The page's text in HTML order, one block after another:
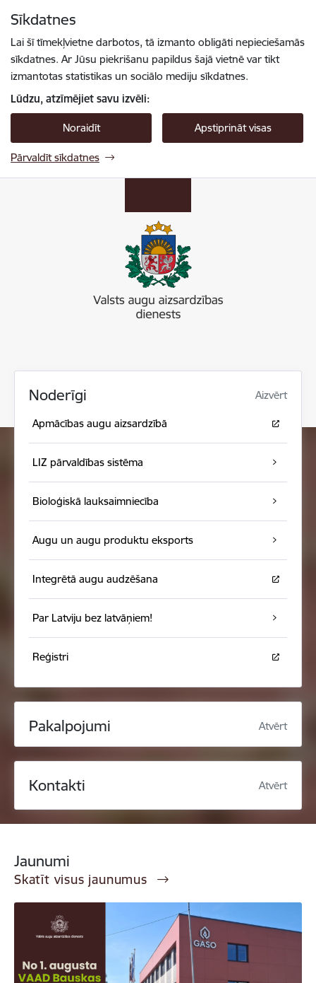
Sīkdatnes
Lai šī tīmekļvietne darbotos, tā izmanto obligāti nepieciešamās
sīkdatnes. Ar Jūsu piekrišanu papildus šajā vietnē var tikt
izmantotas statistikas un sociālo mediju sīkdatnes.
Lūdzu, atzīmējiet savu izvēli:
Noraidīt Apstiprināt visas
Pārvaldīt sīkdatnes
Noderīgi Aizvērt
Apmācības augu aizsardzībā
LIZ pārvaldības sistēma
Bioloģiskā lauksaimniecība
Augu un augu produktu eksports
Integrētā augu audzēšana
Par Latviju bez latvāņiem!
Reģistri
Pakalpojumi Atvērt
Kontakti Atvērt
Jaunumi
Skatīt visus jaunumus